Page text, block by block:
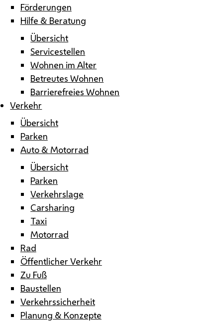
Förderungen
Hilfe & Beratung
Übersicht
Servicestellen
Wohnen im Alter
Betreutes Wohnen
Barrierefreies Wohnen
Verkehr
Übersicht
Parken
Auto & Motorrad
Übersicht
Parken
Verkehrslage
Carsharing
Taxi
Motorrad
Rad
Öffentlicher Verkehr
Zu Fuß
Baustellen
Verkehrssicherheit
Planung & Konzepte